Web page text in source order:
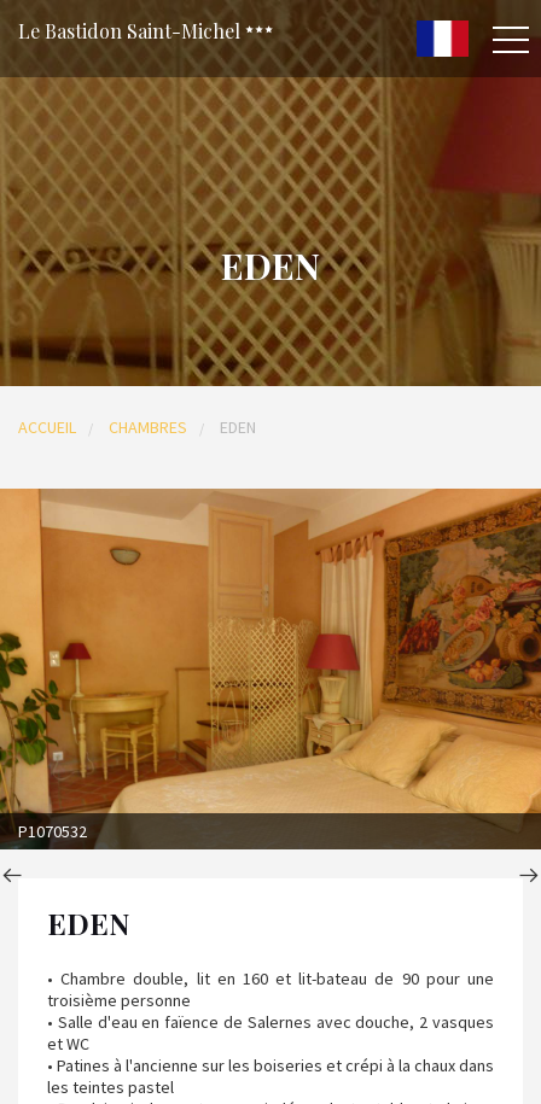
Le Bastidon Saint-Michel
EDEN
ACCUEIL CHAMBRES EDEN
P1070532
EDEN
• Chambre double, lit en 160 et lit-bateau de 90 pour une
troisième personne
• Salle d'eau en faïence de Salernes avec douche, 2 vasques
et WC
• Patines à l'ancienne sur les boiseries et crépi à la chaux dans
les teintes pastel